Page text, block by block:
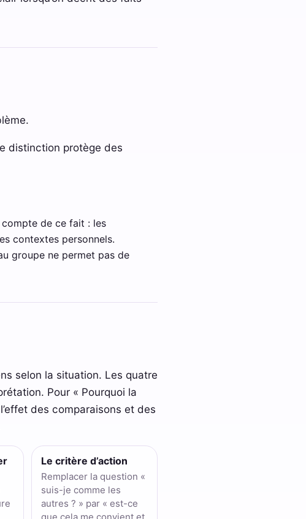
distinction protège des
compte de ce fait : les
contextes personnels.
groupe ne permet pas de
selon la situation. Les quatre
Pour « Pourquoi la
des comparaisons et des
Le critère d’action
Remplacer la question «
suis-je comme les
autres ? » par « est-ce